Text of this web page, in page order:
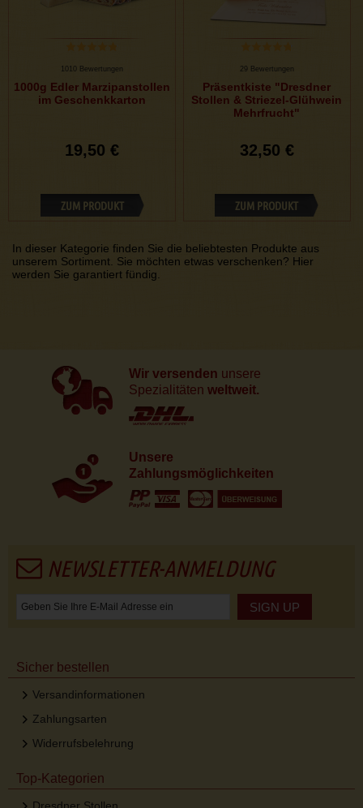
1010 Bewertungen
1000g Edler Marzipanstollen
im Geschenkkarton
19,50 €
ZUM PRODUKT
29 Bewertungen
Präsentkiste "Dresdner
Stollen & Striezel-Glühwein
Mehrfrucht"
32,50 €
ZUM PRODUKT
In dieser Kategorie finden Sie die beliebtesten Produkte aus
unserem Sortiment. Sie möchten etwas verschenken? Hier
werden Sie garantiert fündig.
Wir versenden unsere
Spezialitäten weltweit.
Unsere
Zahlungsmöglichkeiten
NEWSLETTER-ANMELDUNG
SIGN UP
Sicher bestellen
Versandinformationen
Zahlungsarten
Widerrufsbelehrung
Top-Kategorien